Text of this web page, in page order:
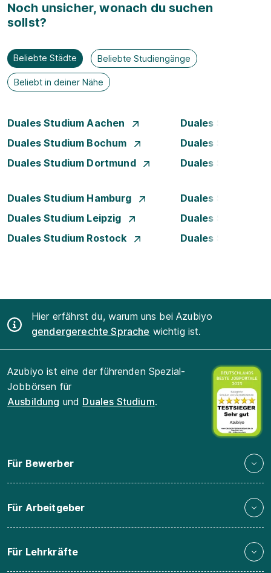
Noch unsicher, wonach du suchen
sollst?
Beliebte Städte Beliebte Studiengänge
Beliebt in deiner Nähe
Duales Studium Aachen
Duales Studium
Duales Studium Bochum
Duales Studium
Duales Studium Dortmund
Duales Studium
Duales Studium Hamburg
Duales Studium
Duales Studium Leipzig
Duales Studium
Duales Studium Rostock
Duales Studium
Hier erfährst du, warum uns bei Azubiyo
gendergerechte Sprache wichtig ist.
Azubiyo ist eine der führenden Spezial-
Jobbörsen für
Ausbildung und Duales Studium.
Für Bewerber
Für Arbeitgeber
Für Lehrkräfte